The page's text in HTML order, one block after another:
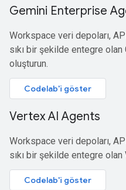
Gemini Enterprise
Workspace veri depoları,
sıkı bir şekilde entegre
oluşturun.
Codelab'i göster
Vertex AI Agents
Workspace veri depoları,
sıkı bir şekilde entegre olan
Codelab'i göster